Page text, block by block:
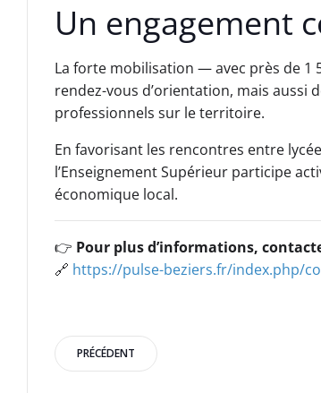
Un engagement
La forte mobilisation — avec près de 1
rendez-vous d’orientation, mais aussi
professionnels sur le territoire.
En favorisant les rencontres entre
l’Enseignement Supérieur participe
économique local.
👉 Pour plus d’informations,
🔗 https://pulse-beziers.fr/index.php/
Post
PRÉCÉDENT